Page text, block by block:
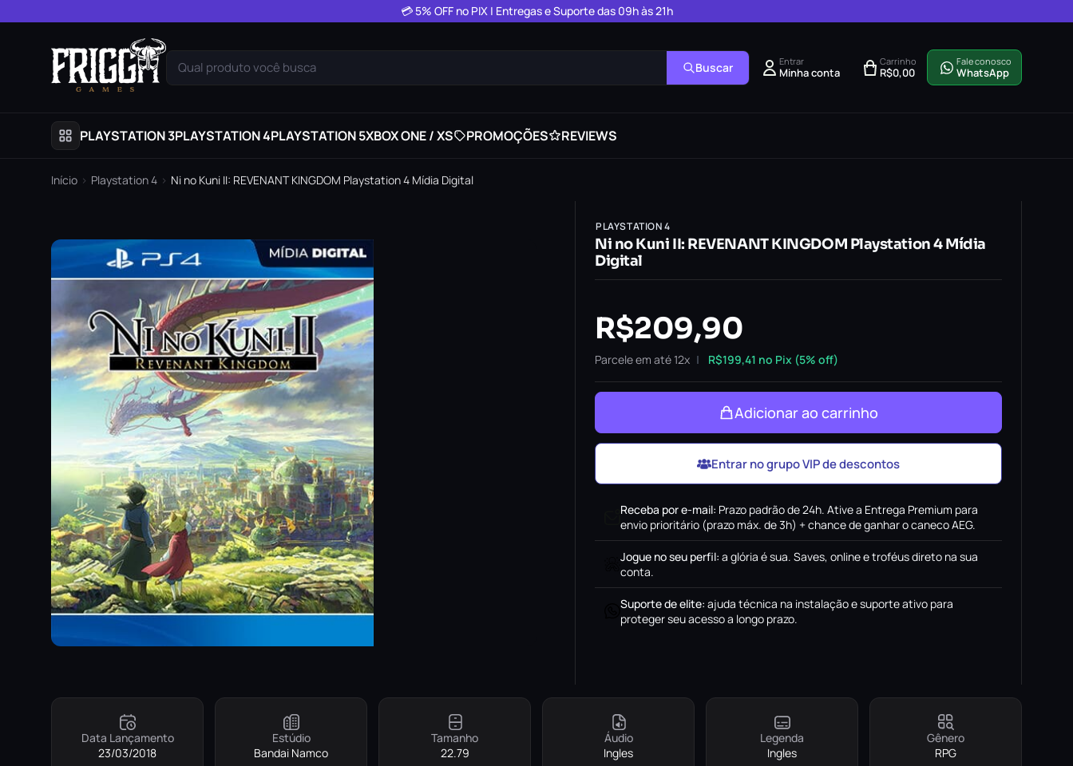
💳 5% OFF no PIX | Entregas e Suporte das 09h às 21h
Qual produto você busca Buscar Entrar
Minha conta
Carrinho
R$0,00
Fale conosco
WhatsApp
PLAYSTATION 3PLAYSTATION 4PLAYSTATION 5XBOX ONE / XS PROMOÇÕES REVIEWS
Início › Playstation 4 › Ni no Kuni II: REVENANT KINGDOM Playstation 4 Mídia Digital
PLAYSTATION 4
Ni no Kuni II: REVENANT KINGDOM Playstation 4 Mídia
Digital
R$209,90
Parcele em até 12x R$199,41 no Pix (5% off)
Adicionar ao carrinho
Entrar no grupo VIP de descontos
Receba por e-mail: Prazo padrão de 24h. Ative a Entrega Premium para
envio prioritário (prazo máx. de 3h) + chance de ganhar o caneco AEG.
Jogue no seu perfil: a glória é sua. Saves, online e troféus direto na sua
conta.
Suporte de elite: ajuda técnica na instalação e suporte ativo para
proteger seu acesso a longo prazo.
Data Lançamento
23/03/2018
Estúdio
Bandai Namco
Tamanho
22.79
Áudio
Ingles
Legenda
Ingles
Gênero
RPG